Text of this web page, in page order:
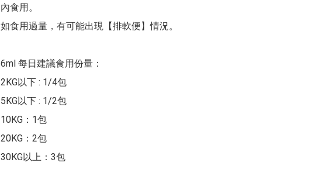
內食用。
如食用過量，有可能出現【排軟便】情況。
6ml 每日建議食用份量：
2KG以下 : 1/4包
5KG以下 : 1/2包
10KG：1包
20KG：2包
30KG以上：3包